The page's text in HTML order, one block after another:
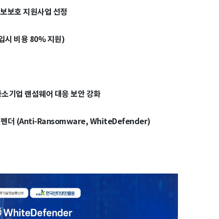
보호 지원사업 선정
시 비용 80% 지원)
기업 랜섬웨어 대응 보안 강화
펜더 (Anti-Ransomware, WhiteDefender)